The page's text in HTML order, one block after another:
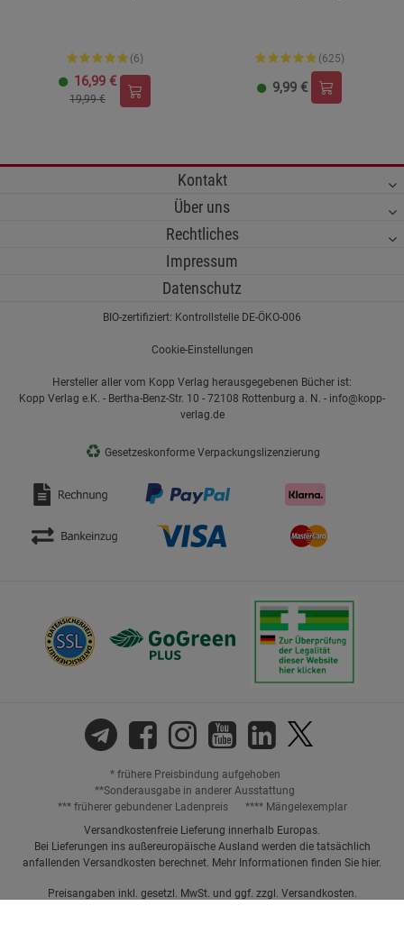
(6)
16,99 €
19,99 €
(625)
9,99 €
Kontakt
Über uns
Rechtliches
Impressum
Datenschutz
BIO-zertifiziert: Kontrollstelle DE-ÖKO-006
Cookie-Einstellungen
Hersteller aller vom Kopp Verlag herausgegebenen Bücher ist:
Kopp Verlag e.K. - Bertha-Benz-Str. 10 - 72108 Rottenburg a. N. - info@kopp-
verlag.de
♻ Gesetzeskonforme Verpackungslizenzierung
* frühere Preisbindung aufgehoben
**Sonderausgabe in anderer Ausstattung
*** früherer gebundener Ladenpreis
**** Mängelexemplar
Versandkostenfreie Lieferung innerhalb Europas.
Bei Lieferungen ins außereuropäische Ausland werden die tatsächlich
anfallenden Versandkosten berechnet. Mehr Informationen finden Sie hier.
Preisangaben inkl. gesetzl. MwSt. und ggf. zzgl. Versandkosten.